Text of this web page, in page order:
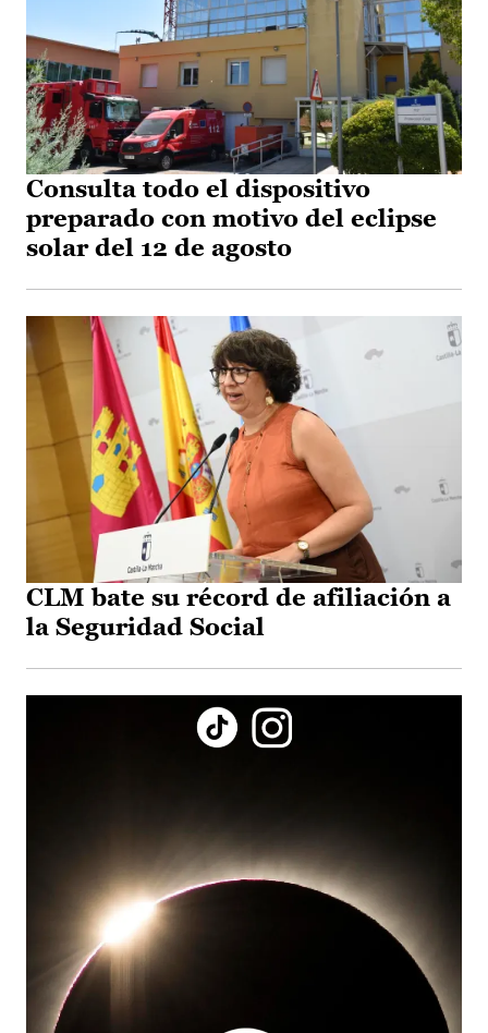
Consulta todo el dispositivo
preparado con motivo del eclipse
solar del 12 de agosto
CLM bate su récord de afiliación a
la Seguridad Social